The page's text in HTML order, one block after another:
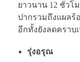
ยาวนาน 12 ชั่วโ
ปากรวมถึงแผลร้
อีกทั้งยังลดคราบ
รุ่งอรุณ